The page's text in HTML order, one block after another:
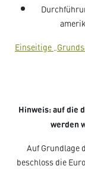
Einseitige
Hinweis: auf die
werden
Auf Grundlage
beschloss die